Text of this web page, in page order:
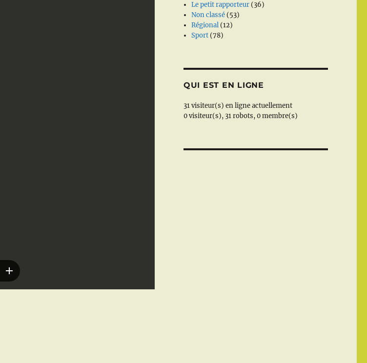
Le petit rapporteur (36)
Non classé (53)
Régional (12)
Sport (78)
QUI EST EN LIGNE
31 visiteur(s) en ligne actuellement
0 visiteur(s), 31 robots,0 membre(s)